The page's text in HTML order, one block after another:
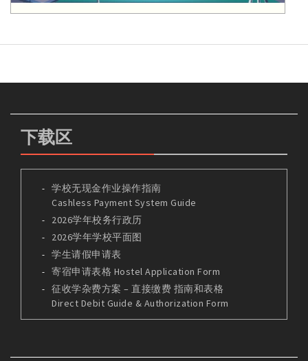
下载区
学校无现金作业操作指南
Cashless Payment System Guide
2026学年校务行政历
2026学年学校平面图
学生请假申请表
寄宿申请表格 Hostel Application Form
征收学杂费方案 – 直接缴费 指南和表格
Direct Debit Guide & Authorization Form